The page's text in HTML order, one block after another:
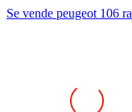
Se vende peugeot 106